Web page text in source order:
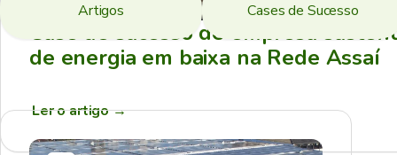
Case de sucesso de empresa
de energia em baixa na Rede Assaí
Ler o artigo→
Artigos Cases de Sucesso